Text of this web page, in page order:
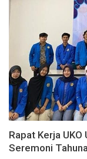
Rapat Kerja
Seremoni